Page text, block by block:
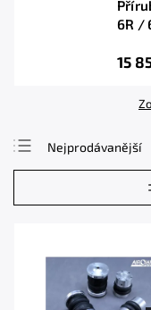
6R /
15
Nejprodávanější
Nejlevnější
Nejdražší